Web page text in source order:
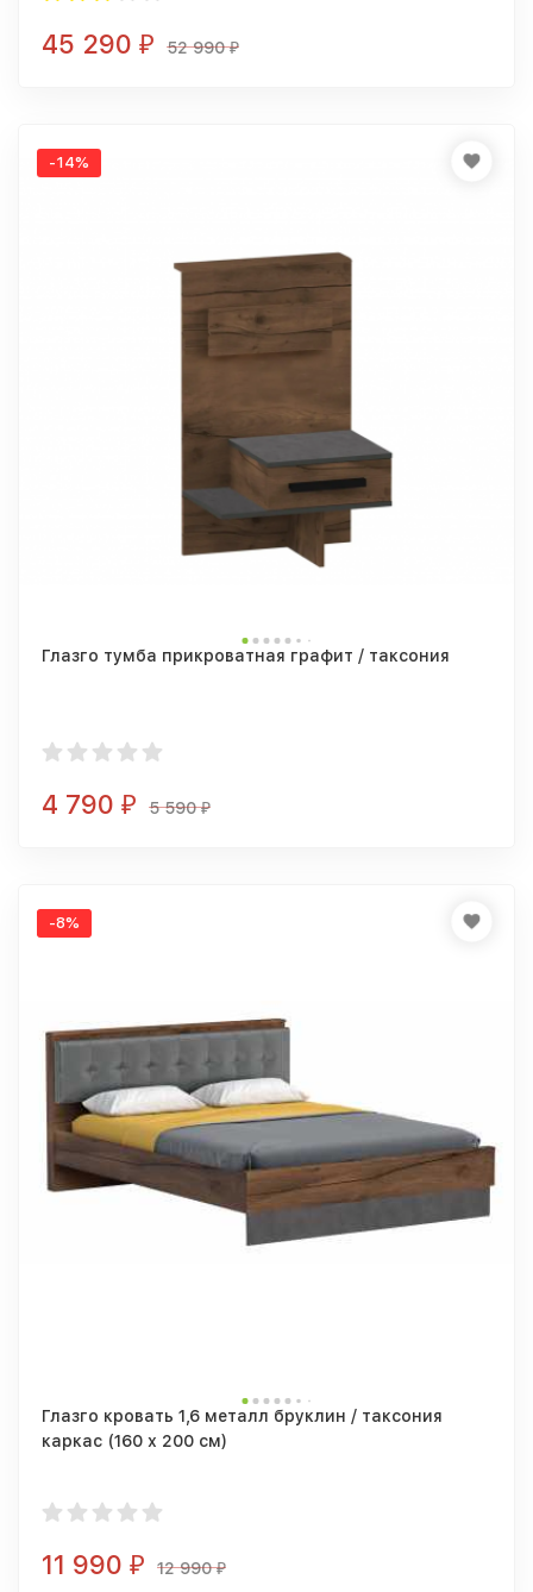
45 290 ₽ 52 990₽
-14%
Глазго тумба прикроватная графит / таксония
4 790 ₽ 5 590₽
-8%
Глазго кровать 1,6 металл бруклин / таксония
каркас (160 х 200 см)
11 990 ₽ 12 990₽